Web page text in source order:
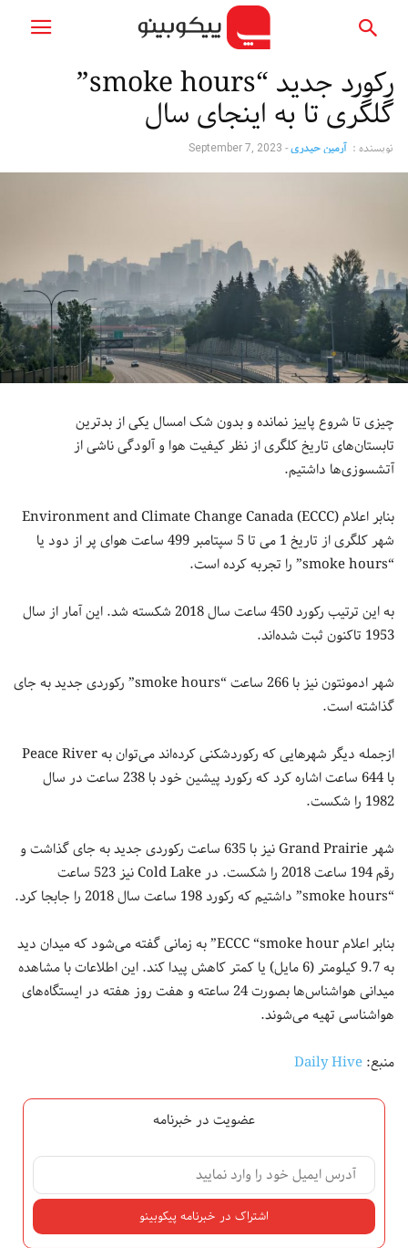
رکورد جدید “smoke hours”
گلگری تا به اینجای سال
نویسنده : آرمین حیدری-
September 7, 2023
چیزی تا شروع پاییز نمانده و بدون شک امسال یکی از بدترین
تابستان‌های تاریخ کلگری از نظر کیفیت هوا و آلودگی ناشی از
آتشسوزی‌ها داشتیم.
بنابر اعلام Environment and Climate Change Canada (ECCC)
شهر کلگری از تاریخ 1 می تا 5 سپتامبر 499 ساعت هوای پر از دود یا
“smoke hours” را تجربه کرده است.
به این ترتیب رکورد 450 ساعت سال 2018 شکسته شد. این آمار از سال
1953 تاکنون ثبت شده‌اند.
شهر ادمونتون نیز با 266 ساعت “smoke hours” رکوردی جدید به جای
گذاشته است.
ازجمله دیگر شهرهایی که رکوردشکنی کرده‌اند می‌توان به Peace River
با 644 ساعت اشاره کرد که رکورد پیشین خود با 238 ساعت در سال
1982 را شکست.
شهر Grand Prairie نیز با 635 ساعت رکوردی جدید به جای گذاشت و
رقم 194 ساعت 2018 را شکست. در Cold Lake نیز 523 ساعت
“smoke hours” داشتیم که رکورد 198 ساعت سال 2018 را جابجا کرد.
بنابر اعلام ECCC “smoke hour” به زمانی گفته می‌شود که میدان دید
به 9.7 کیلومتر (6 مایل) یا کمتر کاهش پیدا کند. این اطلاعات با مشاهده
میدانی هواشناس‌ها بصورت 24 ساعته و هفت روز هفته در ایستگاه‌های
هواشناسی تهیه می‌شوند.
منبع:Daily Hive
عضویت در خبرنامه